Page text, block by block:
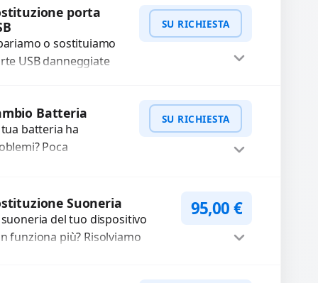
allentati, danneggiati,...
Procedi
porta
o sostituiamo
USB danneggiate
ricambi di alta
garantiti per...
SU RICHIESTA
WhatsApp
Batteria
tua batteria ha
Poca
esauriti?
la...
SU RICHIESTA
PreventivoSuoneria
suoneria del tuo dispositivo
funziona più? Risolviamo
95,00€